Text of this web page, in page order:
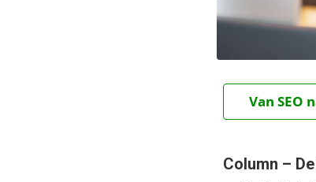
Van SEO
Column –